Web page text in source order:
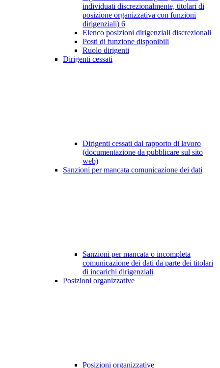
individuati discrezionalmente, titolari di
posizione organizzativa con funzioni
dirigenziali) 6
Elenco posizioni dirigenziali discrezionali
Posti di funzione disponibili
Ruolo dirigenti
Dirigenti cessati
Dirigenti cessati dal rapporto di lavoro
(documentazione da pubblicare sul sito
web)
Sanzioni per mancata comunicazione dei dati
Sanzioni per mancata o incompleta
comunicazione dei dati da parte dei titolari
di incarichi dirigenziali
Posizioni organizzative
Posizioni organizzative